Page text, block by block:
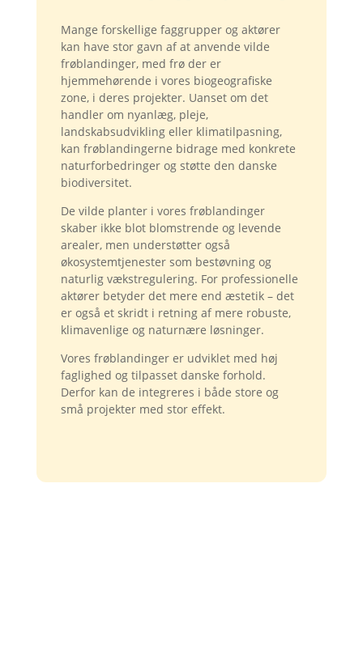
Mange forskellige faggrupper og aktører
kan have stor gavn af at anvende vilde
frøblandinger, med frø der er
hjemmehørende i vores biogeografiske
zone, i deres projekter. Uanset om det
handler om nyanlæg, pleje,
landskabsudvikling eller klimatilpasning,
kan frøblandingerne bidrage med konkrete
naturforbedringer og støtte den danske
biodiversitet.
De vilde planter i vores frøblandinger
skaber ikke blot blomstrende og levende
arealer, men understøtter også
økosystemtjenester som bestøvning og
naturlig vækstregulering. For professionelle
aktører betyder det mere end æstetik – det
er også et skridt i retning af mere robuste,
klimavenlige og naturnære løsninger.
Vores frøblandinger er udviklet med høj
faglighed og tilpasset danske forhold.
Derfor kan de integreres i både store og
små projekter med stor effekt.